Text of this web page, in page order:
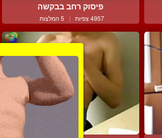
פיסוק רחב בבקשה
4957 צפיות | 5 המלצות